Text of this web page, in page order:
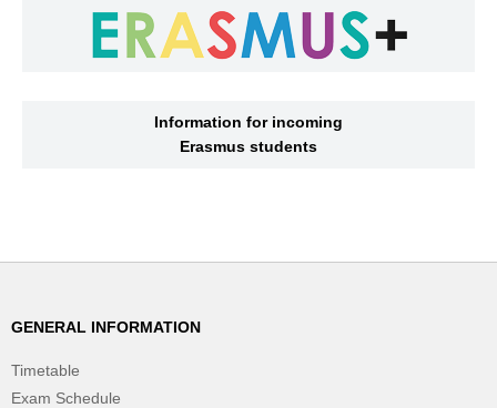
Information for incoming
Erasmus students
GENERAL INFORMATION
Timetable
Exam Schedule